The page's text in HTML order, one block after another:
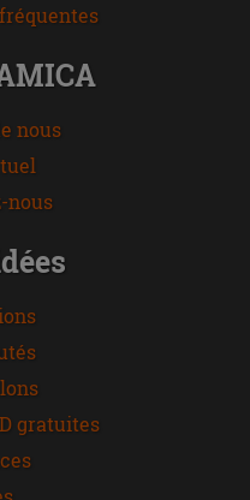
nous
nous
gratuites